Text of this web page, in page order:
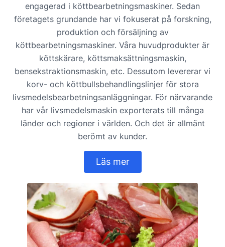
engagerad i köttbearbetningsmaskiner. Sedan
företagets grundande har vi fokuserat på forskning,
produktion och försäljning av
köttbearbetningsmaskiner. Våra huvudprodukter är
köttskärare, köttsmaksättningsmaskin,
bensekstraktionsmaskin, etc. Dessutom levererar vi
korv- och köttbullsbehandlingslinjer för stora
livsmedelsbearbetningsanläggningar. För närvarande
har vår livsmedelsmaskin exporterats till många
länder och regioner i världen. Och det är allmänt
berömt av kunder.
Läs mer